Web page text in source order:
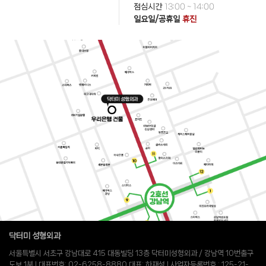
점심시간 13:00 ~ 14:00
일요일/공휴일 휴진
닥터미 성형외과
서울특별시 서초구 강남대로 415 대동빌딩 13층 닥터미성형외과 / 강남역 10번출구
도보 1분 l 대표번호: 02-6258-8880 대표: 하재성 l 사업자등록번호 : 125-21-